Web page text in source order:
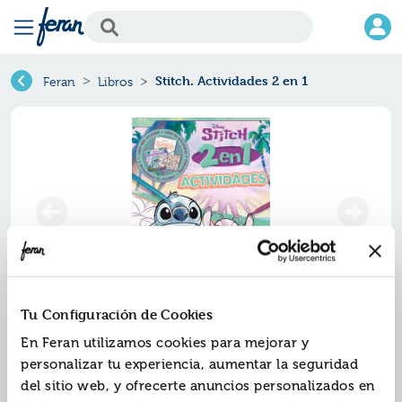
Tu Configuración de Cookies
En Feran utilizamos cookies para mejorar y
personalizar tu experiencia, aumentar la seguridad
del sitio web, y ofrecerte anuncios personalizados en
Feran Libros Stitch. Actividades 2 en 1
Stitch. actividades 2 en 1
Ref.ZWD-7526887
ISBN:9791387526887